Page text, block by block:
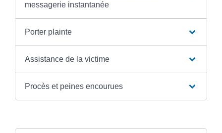
messagerie instantanée
Porter plainte
Assistance de la victime
Procès et peines encourues